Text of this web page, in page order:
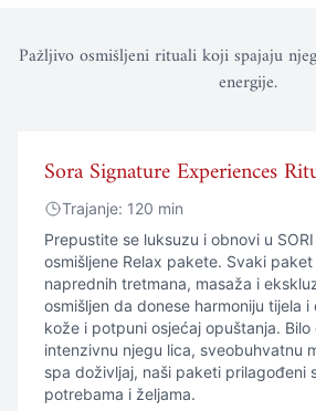
Pažljivo osmišljeni rituali koji spajaju
energije.
Sora Signature Experiences
Trajanje: 120 min
Prepustite se luksuzu i obnovi u
osmišljene Relax pakete. Svaki
naprednih tretmana, masaža i
osmišljen da donese harmoniju tijela
kože i potpuni osjećaj opuštanja.
intenzivnu njegu lica, sveobuhvatnu
spa doživljaj, naši paketi prilagođeni
potrebama i željama.